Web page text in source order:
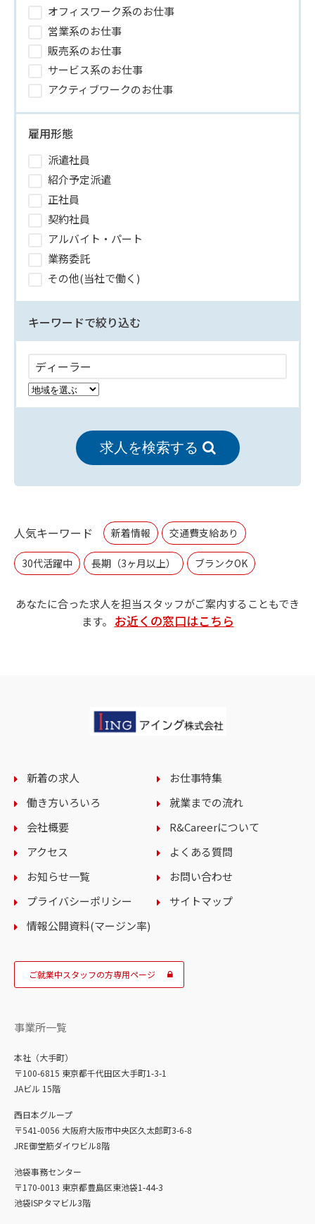
オフィスワーク系のお仕事
営業系のお仕事
販売系のお仕事
サービス系のお仕事
アクティブワークのお仕事
雇用形態
派遣社員
紹介予定派遣
正社員
契約社員
アルバイト・パート
業務委託
その他(当社で働く)
キーワードで絞り込む
求人を検索する
人気キーワード 新着情報 交通費支給あり
30代活躍中 長期（3ヶ月以上） ブランクOK
あなたに合った求人を担当スタッフがご案内することもでき
ます。 お近くの窓口はこちら
新着の求人
お仕事特集
働き方いろいろ
就業までの流れ
会社概要
R&Careerについて
アクセス
よくある質問
お知らせ一覧
お問い合わせ
プライバシーポリシー
サイトマップ
情報公開資料(マージン率)
ご就業中スタッフの方専用ページ
事業所一覧
本社（大手町）
〒100-6815 東京都千代田区大手町1-3-1
JAビル 15階
西日本グループ
〒541-0056 大阪府大阪市中央区久太郎町3-6-8
JRE御堂筋ダイワビル8階
池袋事務センター
〒170-0013 東京都豊島区東池袋1-44-3
池袋ISPタマビル3階